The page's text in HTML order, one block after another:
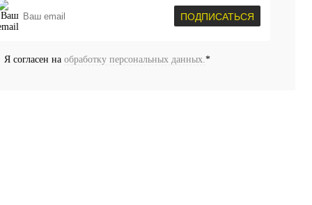
в 1 клик
ПОДПИСАТЬСЯ
Я согласен на обработку персональных данных. *